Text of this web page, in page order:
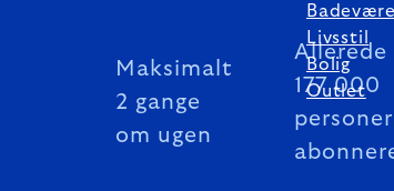
Maksimalt
2 gange
om ugen
Allerede
177 000
personer
Livsstil
Bolig
Outlet